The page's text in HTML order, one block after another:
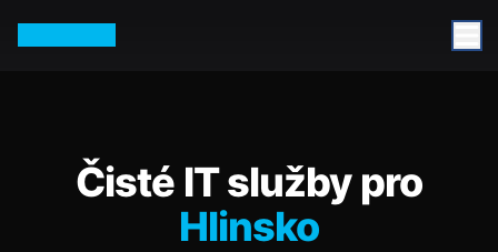
Čisté IT služby pro
Hlinsko